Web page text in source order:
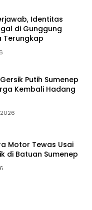
Identitas
di Gunggung
Terungkap
Putih Sumenep
Kembali Hadang
Motor Tewas Usai
di Batuan Sumenep